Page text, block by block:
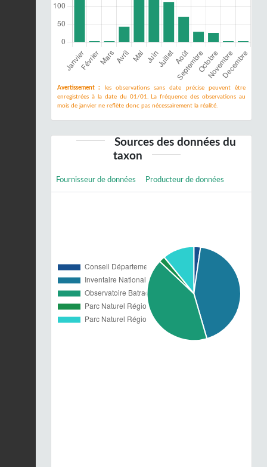
Avertissement :
les observations sans date précise peuvent être
enregistrées à la date du 01/01. La fréquence des observations au
mois de janvier ne reflète donc pas nécessairement la réalité.
Sources des données du
taxon
Fournisseur de données Producteur de données